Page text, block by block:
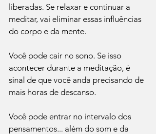
liberadas. Se relaxar e continuar a
meditar, vai eliminar essas influências
do corpo e da mente.
Você pode cair no sono. Se isso
acontecer durante a meditação, é
sinal de que você anda precisando de
mais horas de descanso.
Você pode entrar no intervalo dos
pensamentos... além do som e da